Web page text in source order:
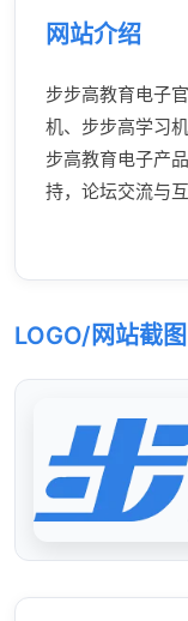
网站介绍
步步高教育电子
机、步步高学习
步高教育电子产
持，论坛交流与
LOGO/网站截图